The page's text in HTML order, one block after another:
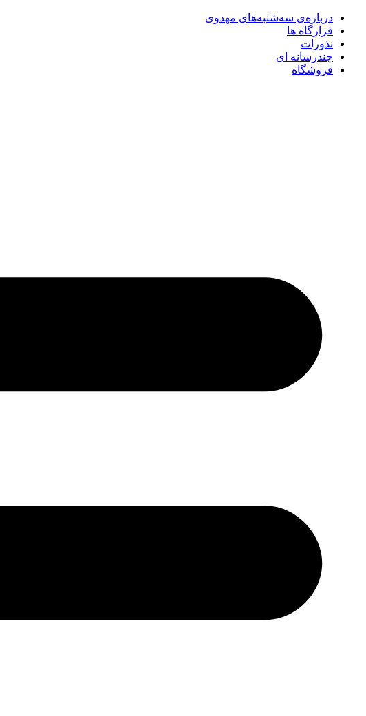
درباره‌ی سه‌شنبه‌های مهدوی
قرارگاه ها
نذورات
چندرسانه‌ ای
فروشگاه